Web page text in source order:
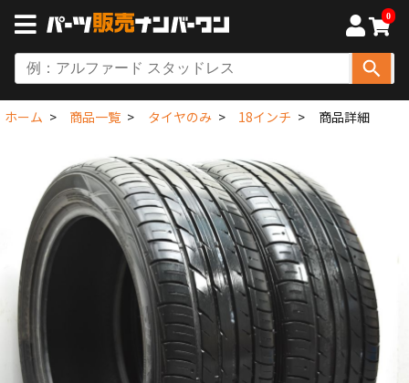
0
ホーム 商品一覧 タイヤのみ 18インチ 商品詳細